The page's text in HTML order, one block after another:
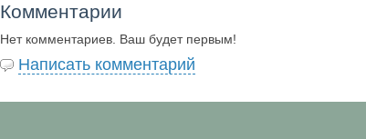
Комментарии
Нет комментариев. Ваш будет первым!
Написать комментарий